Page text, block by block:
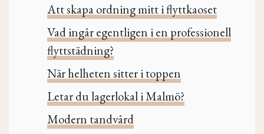
Att skapa ordning mitt i flyttkaoset
Vad ingår egentligen i en professionell
flyttstädning?
När helheten sitter i toppen
Letar du lagerlokal i Malmö?
Modern tandvård